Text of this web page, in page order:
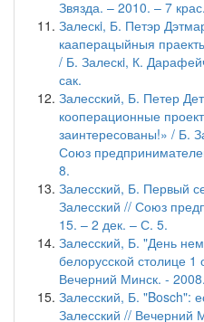
Звязда. – 2010. – 7 крас.
Залескi, Б. Петэр
кааперацыйныя
/ Б. Залескi, К.
сак.
Залесский, Б. Петер
кооперационные
заинтересованы!» / Б.
Союз
8.
Залесский, Б. Первый
Залесский // Союз
15. – 2 дек. – С. 5.
Залесский, Б. "День
белорусской столице 1
Вечерний Минск. -
Залесский, Б. "Bosch":
Залесский // Вечерний